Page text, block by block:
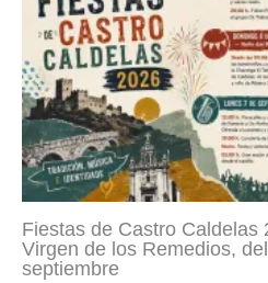
Fiestas de Castro Caldelas
Virgen de los Remedios,
septiembre